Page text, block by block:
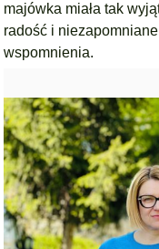
majówka miała tak
radość i
wspomnienia.